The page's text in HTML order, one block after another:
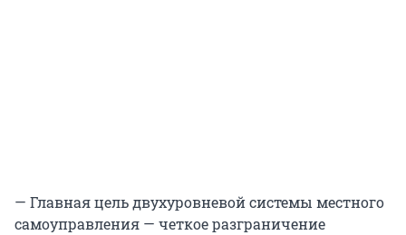
— Главная цель двухуровневой системы местного
самоуправления — четкое разграничение